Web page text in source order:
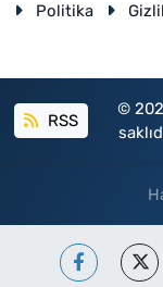
Politika
RSS
©